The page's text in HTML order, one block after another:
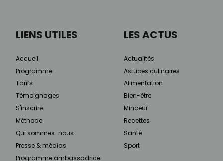
LIENS UTILES
Accueil
Programme
Tarifs
Témoignages
S'inscrire
Méthode
Qui sommes-nous
Presse & médias
Programme ambassadrice
LES ACTUS
Actualités
Astuces culinaires
Alimentation
Bien-être
Minceur
Recettes
Santé
Sport